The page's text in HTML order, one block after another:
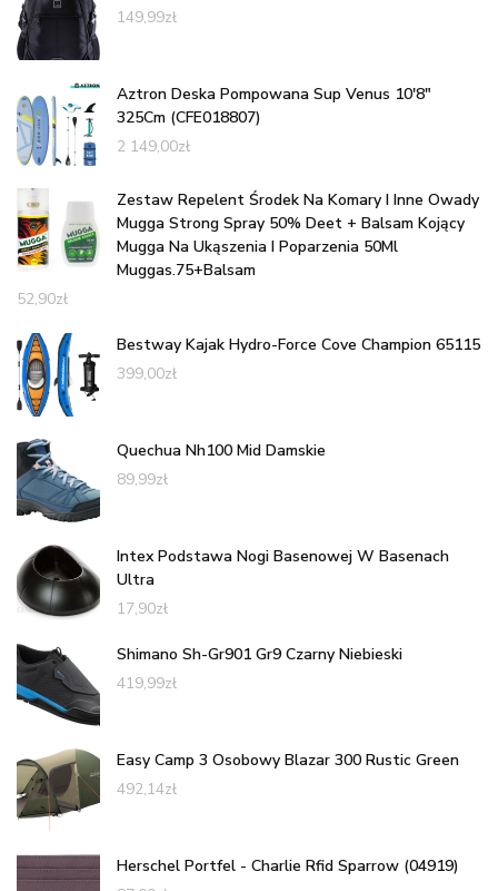
149,99zł
Aztron Deska Pompowana Sup Venus 10'8"
325Cm (CFE018807)
2 149,00zł
Zestaw Repelent Środek Na Komary I Inne Owady
Mugga Strong Spray 50% Deet + Balsam Kojący
Mugga Na Ukąszenia I Poparzenia 50Ml
Muggas.75+Balsam
52,90zł
Bestway Kajak Hydro-Force Cove Champion 65115
399,00zł
Quechua Nh100 Mid Damskie
89,99zł
Intex Podstawa Nogi Basenowej W Basenach
Ultra
17,90zł
Shimano Sh-Gr901 Gr9 Czarny Niebieski
419,99zł
Easy Camp 3 Osobowy Blazar 300 Rustic Green
492,14zł
Herschel Portfel - Charlie Rfid Sparrow (04919)